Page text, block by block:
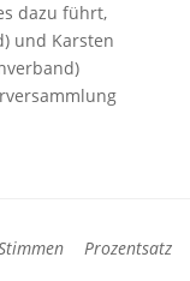
dazu führt,
und Karsten
Prozentsatz